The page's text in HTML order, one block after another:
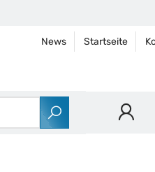
News Startseite